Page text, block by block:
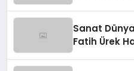
Sanat
Fatih Ürek